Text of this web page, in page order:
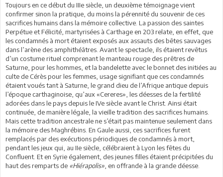
Toujours en ce début du IIIe siècle, un deuxième témoignage vient
confirmer sinon la pratique, du moins la pérennité du souvenir de ces
sacrifices humains dans la mémoire collective. La passion des saintes
Perpétue et Félicité, martyrisées à Carthage en 203 relate, en effet, que
les condamnés à mort étaient exposés aux assauts des bêtes sauvages
dans l’arène des amphithéâtres. Avant le spectacle, ils étaient revêtus
d’un costume rituel comprenant le manteau rouge des prêtres de
Saturne, pour les hommes, et la bandelette avec le bonnet des initiées au
culte de Cérès pour les femmes, usage signifiant que ces condamnés
étaient voués tant à Saturne, le grand dieu de l’Afrique antique depuis
l’époque carthaginoise, qu’aux «Cereres», les déesses de la fertilité
adorées dans le pays depuis le IVe siècle avant le Christ. Ainsi était
continuée, de manière légale, la vieille tradition des sacrifices humains.
Mais cette tradition ancestrale ne s’était pas maintenue seulement dans
la mémoire des Maghrébins. En Gaule aussi, ces sacrifices furent
remplacés par des exécutions périodiques de condamnés à mort,
pendant les jeux qui, au IIe siècle, célébraient à Lyon les fêtes du
Confluent. Et en Syrie également, des jeunes filles étaient précipitées du
haut des remparts de «Hiérapolis» , en offrande à la grande déesse.